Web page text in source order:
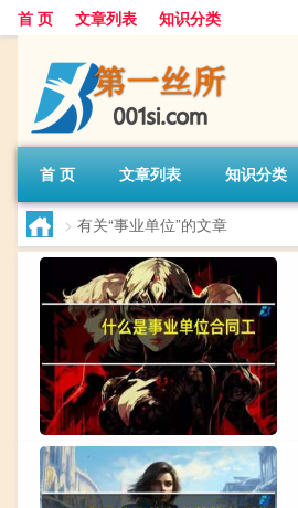
首 页 文章列表 知识分类
首 页 文章列表 知识分类
> 有关“事业单位”的文章